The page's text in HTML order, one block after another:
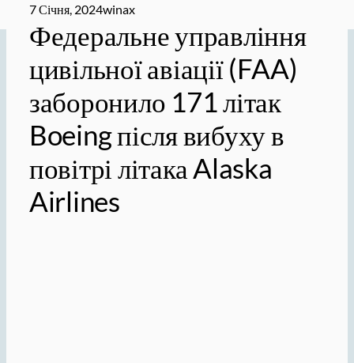
7 Січня, 2024winax
Федеральне управління
цивільної авіації (FAA)
заборонило 171 літак
Boeing після вибуху в
повітрі літака Alaska
Airlines